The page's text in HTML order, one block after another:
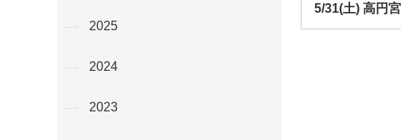
5/31(土) 高円
2025
2024
2023